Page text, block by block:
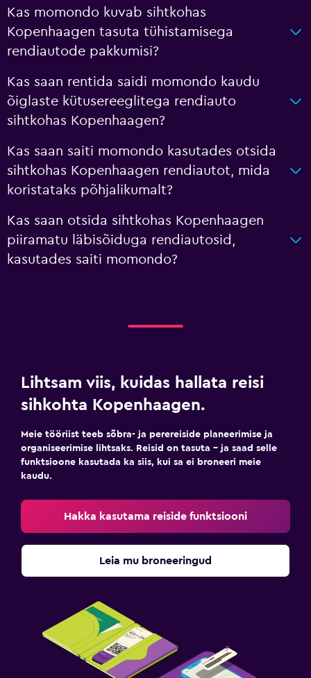
Kas momondo kuvab sihtkohas
Kopenhaagen tasuta tühistamisega
rendiautode pakkumisi?
Kas saan rentida saidi momondo kaudu
õiglaste kütusereeglitega rendiauto
sihtkohas Kopenhaagen?
Kas saan saiti momondo kasutades otsida
sihtkohas Kopenhaagen rendiautot, mida
koristataks põhjalikumalt?
Kas saan otsida sihtkohas Kopenhaagen
piiramatu läbisõiduga rendiautosid,
kasutades saiti momondo?
Lihtsam viis, kuidas hallata reisi
sihkohta Kopenhaagen.
Meie tööriist teeb sõbra- ja perereiside planeerimise ja
organiseerimise lihtsaks. Reisid on tasuta – ja saad selle
funktsioone kasutada ka siis, kui sa ei broneeri meie
kaudu.
Hakka kasutama reiside funktsiooni
Leia mu broneeringud